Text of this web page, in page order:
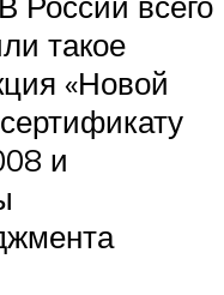
такое
«Новой
и